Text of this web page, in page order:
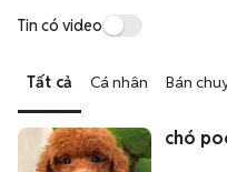
Tin có video
Tất cả Cá nhân Bán
chó